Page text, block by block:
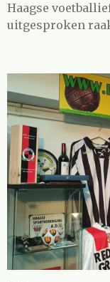
Haagse
uitgesproken